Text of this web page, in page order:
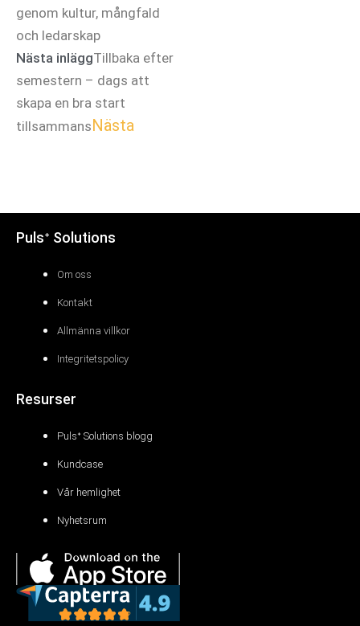
genom kultur, mångfald
och ledarskap
Nästa inläggTillbaka efter
semestern – dags att
skapa en bra start
tillsammansNästa
Pulsᐩ Solutions
Om oss
Kontakt
Allmänna villkor
Integritetspolicy
Resurser
Pulsᐩ Solutions blogg
Kundcase
Vår hemlighet
Nyhetsrum